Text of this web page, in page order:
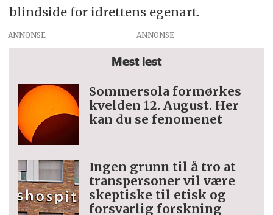
blindside for idrettens egenart.
ANNONSE
Mest lest
Sommersola formørkes
kvelden 12. August. Her
kan du se fenomenet
Ingen grunn til å tro at
trans­personer vil være
skeptiske til etisk og
forsvarlig forskning